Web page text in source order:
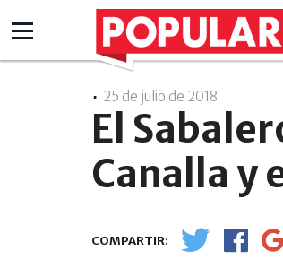
25 de julio de 2018
El
Canalla y